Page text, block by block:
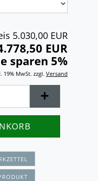
5.030,00 EUR
EUR
sparen 5%
19% MwSt. zzgl. Versand